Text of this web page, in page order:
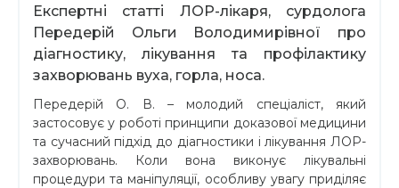
Експертні статті ЛОР-лікаря, сурдолога
Передерій Ольги Володимирівної про
діагностику, лікування та профілактику
захворювань вуха, горла, носа.
Передерій О. В. – молодий спеціаліст, який
застосовує у роботі принципи доказової медицини
та сучасний підхід до діагностики і лікування ЛОР-
захворювань. Коли вона виконує лікувальні
процедури та маніпуляції, особливу увагу приділяє